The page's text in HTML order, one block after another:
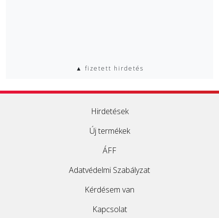
▲ fizetett hirdetés
Hirdetések
Új termékek
ÁFF
Adatvédelmi Szabályzat
Kérdésem van
Kapcsolat